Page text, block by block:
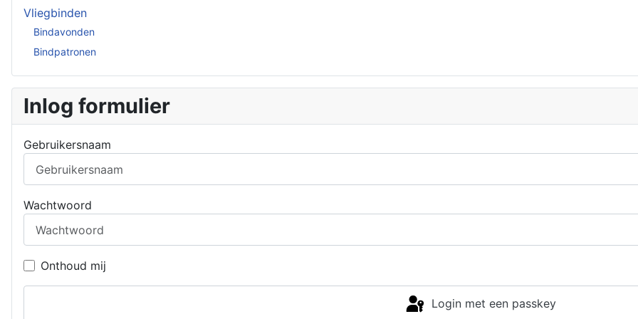
Vliegbinden
Bindavonden
Bindpatronen
Inlog formulier
Gebruikersnaam
Wachtwoord
Onthoud mij
Login met een passkey